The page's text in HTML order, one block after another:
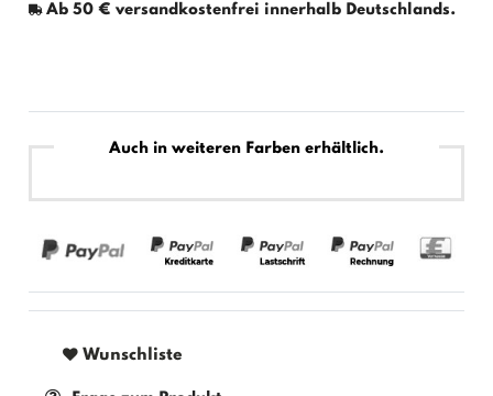
Ab 50 € versandkostenfrei innerhalb Deutschlands.
Auch in weiteren Farben erhältlich.
Wunschliste